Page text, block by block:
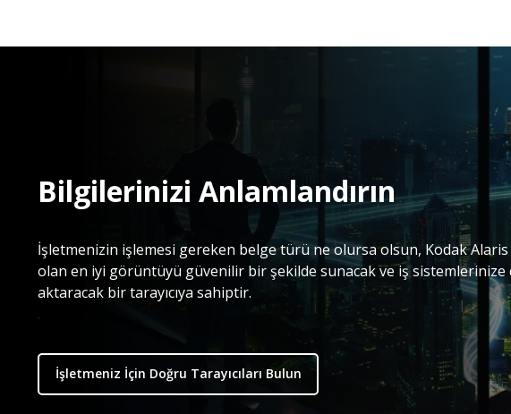
Bilgilerinizi Anlamlandırın
İşletmenizin işlemesi gereken belge türü ne olursa olsun, Kodak
olan en iyi görüntüyü güvenilir bir şekilde sunacak ve iş
aktaracak bir tarayıcıya sahiptir.
.
İşletmeniz İçin Doğru Tarayıcıları Bulun